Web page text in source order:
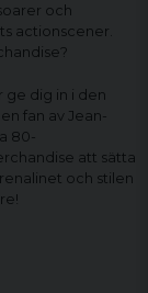
och
actionscener.
ge dig in i den
fan av Jean-
80-
att sätta
och stilen